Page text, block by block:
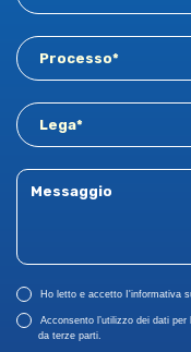
Ho letto e accetto I'informativa
Acconsento l’utilizzo dei dati
da terze parti.